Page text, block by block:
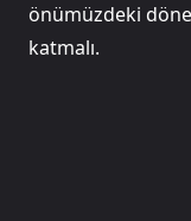
önümüzdeki
katmalı.​​​​​​​​​​​